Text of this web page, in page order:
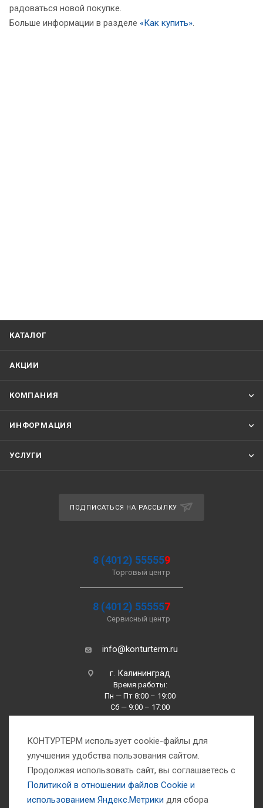
радоваться новой покупке.
Больше информации в разделе «Как купить».
КАТАЛОГ
АКЦИИ
КОМПАНИЯ
ИНФОРМАЦИЯ
УСЛУГИ
ПОДПИСАТЬСЯ НА РАССЫЛКУ
8 (4012) 555559
Торговый центр
8 (4012) 555557
Сервисный центр
info@konturterm.ru
г. Калининград
Время работы:
Пн — Пт 8:00 – 19:00
Сб — 9:00 – 17:00
Вс —10:00 – 16:00
КОНТУРТЕРМ использует cookie-файлы для
улучшения удобства пользования сайтом.
Продолжая использовать сайт, вы соглашаетесь с
Политикой в отношении файлов Сookie и
использованием Яндекс.Метрики для сбора